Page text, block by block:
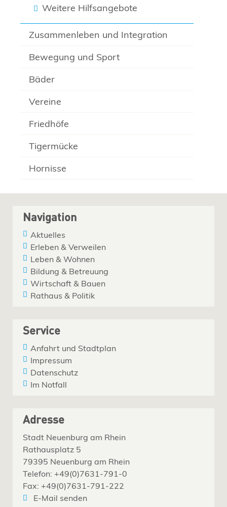
Weitere Hilfsangebote
Zusammenleben und Integration
Bewegung und Sport
Bäder
Vereine
Friedhöfe
Tigermücke
Hornisse
Navigation
Aktuelles
Erleben & Verweilen
Leben & Wohnen
Bildung & Betreuung
Wirtschaft & Bauen
Rathaus & Politik
Service
Anfahrt und Stadtplan
Impressum
Datenschutz
Im Notfall
Adresse
Stadt Neuenburg am Rhein
Rathausplatz 5
79395 Neuenburg am Rhein
Telefon: +49(0)7631-791-0
Fax: +49(0)7631-791-222
E-Mail senden